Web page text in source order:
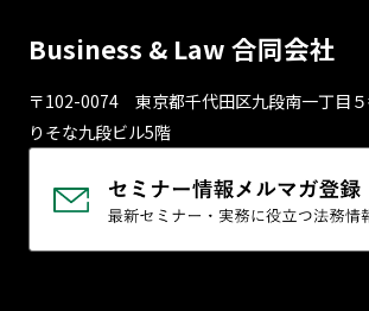
Business & Law 合同会社
〒102-0074 東京都千代⽥区九段南⼀丁⽬
りそな九段ビル5階